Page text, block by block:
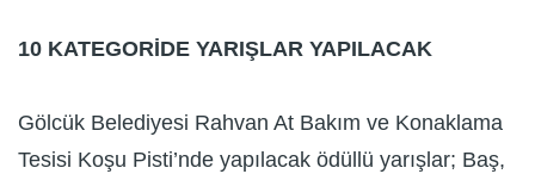
10 KATEGORİDE YARIŞLAR YAPILACAK
Gölcük Belediyesi Rahvan At Bakım ve Konaklama
Tesisi Koşu Pisti’nde yapılacak ödüllü yarışlar; Baş,